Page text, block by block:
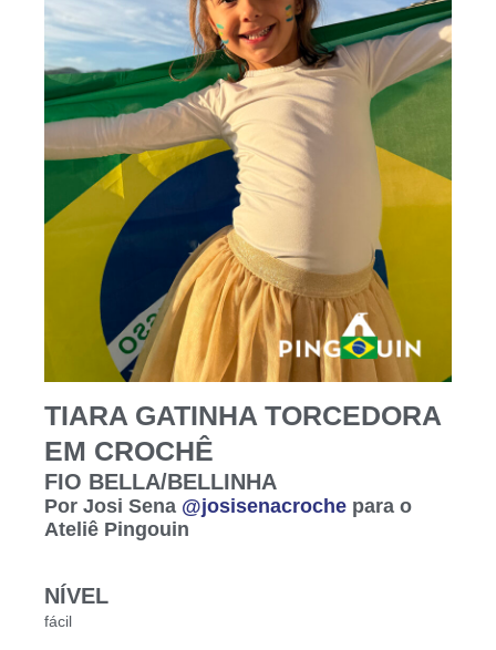
TIARA GATINHA TORCEDORA
EM CROCHÊ
FIO BELLA/BELLINHA
Por Josi Sena @josisenacroche para o
Ateliê Pingouin
NÍVEL
fácil